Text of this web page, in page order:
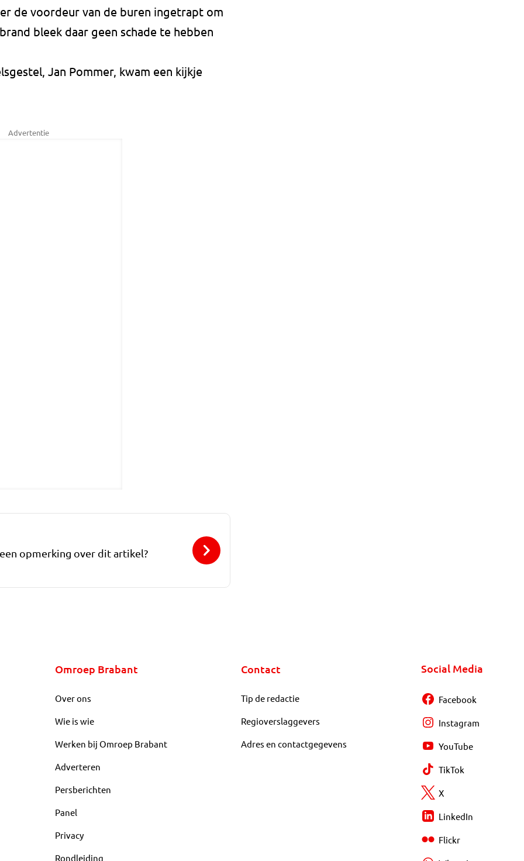
de voordeur van de buren ingetrapt om
bleek daar geen schade te hebben
Jan Pommer, kwam een kijkje
Advertentie
opmerking over dit artikel?
Omroep Brabant
Over ons
Wie is wie
Werken bij Omroep Brabant
Adverteren
Persberichten
Panel
Privacy
Rondleiding
Contact
Tip de redactie
Regioverslaggevers
Adres en contactgegevens
Social Media
Facebook
Instagram
YouTube
TikTok
X
LinkedIn
Flickr